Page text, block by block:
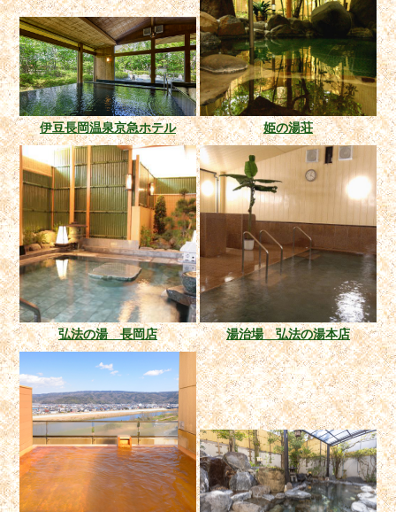
伊豆長岡温泉京急ホテル 姫の湯荘
弘法の湯 長岡店 湯治場 弘法の湯本店